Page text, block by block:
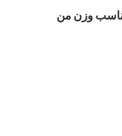
يناسب وزن من